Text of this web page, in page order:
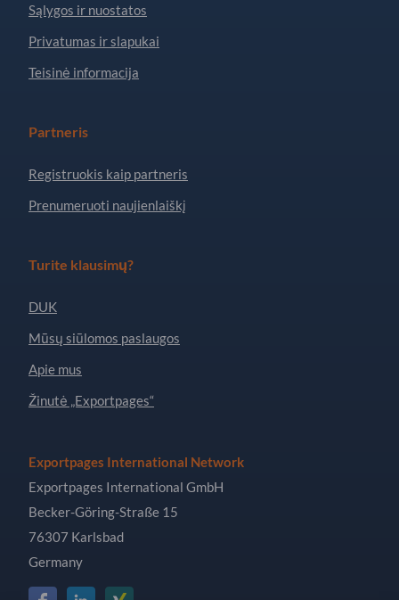
Sąlygos ir nuostatos
Privatumas ir slapukai
Teisinė informacija
Partneris
Registruokis kaip partneris
Prenumeruoti naujienlaiškį
Turite klausimų?
DUK
Mūsų siūlomos paslaugos
Apie mus
Žinutė „Exportpages“
Exportpages International Network
Exportpages International GmbH
Becker-Göring-Straße 15
76307 Karlsbad
Germany